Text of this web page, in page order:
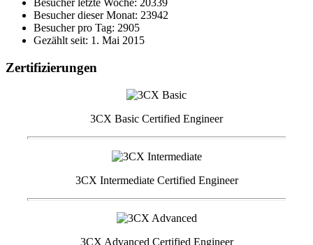
Besucher letzte Woche: 20339
Besucher dieser Monat: 23942
Besucher pro Tag: 2905
Gezählt seit: 1. Mai 2015
Zertifizierungen
3CX Basic Certified Engineer
3CX Intermediate Certified Engineer
3CX Advanced Certified Engineer